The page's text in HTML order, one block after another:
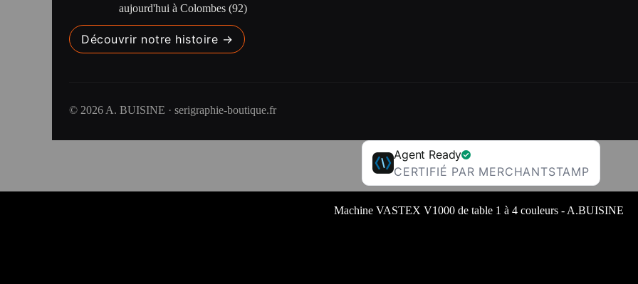
aujourd'hui à Colombes (92)
Découvrir notre histoire →
© 2026 A. BUISINE · serigraphie-boutique.fr
Agent Ready
CERTIFIÉ PAR MERCHANTSTAMP
Machine VASTEX V1000 de table 1 à 4 couleurs - A.BUISINE